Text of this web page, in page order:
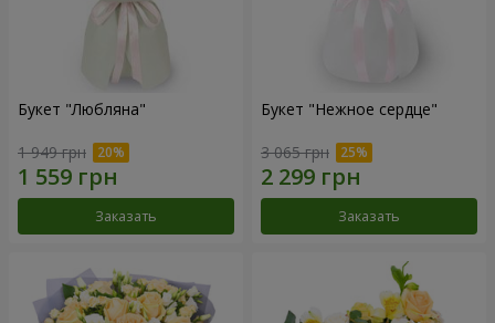
Букет "Любляна"
1 949 грн
Заказать
Букет "Нежное сердце"
3 065 грн
Заказать